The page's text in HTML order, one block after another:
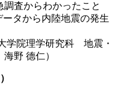
査からわかったこと
タから内陸地震の発生
学院理学研究科 地震・
野 德仁）